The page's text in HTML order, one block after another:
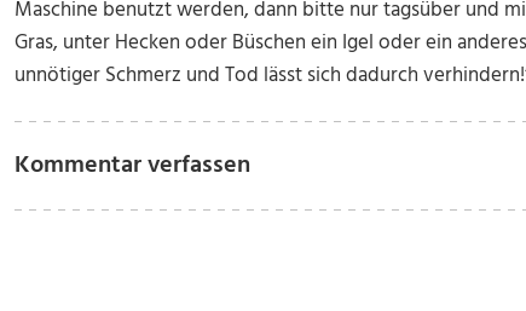
Maschine benutzt werden, dann bitte nur tagsüber und
Gras, unter Hecken oder Büschen ein Igel oder ein
unnötiger Schmerz und Tod lässt sich dadurch
Kommentar verfassen